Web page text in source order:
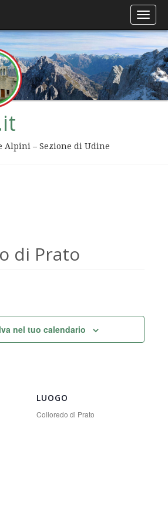
Alpini – Sezione di Udine
di Prato
nel tuo calendario
LUOGO
Colloredo di Prato